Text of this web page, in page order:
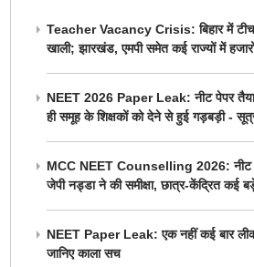
Teacher Vacancy Crisis: बिहार में
खाली; झारखंड, एमपी समेत कई राज्यों में
NEET 2026 Paper Leak: नीट पेपर
ही समूह के शिक्षकों को देने से हुई गड़बड़ी -
MCC NEET Counselling 2026: नीट
जेपी नड्डा ने की समीक्षा, छात्र-केंद्रित कई
NEET Paper Leak: एक नहीं कई बार
जानिए काला सच